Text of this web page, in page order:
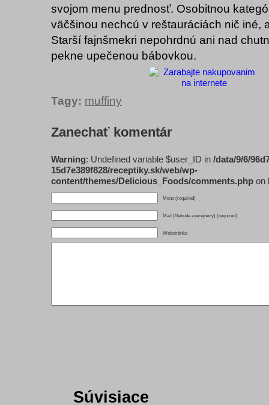
svojom menu prednosť. Osobitnou
väčšinou nechcú v reštauráciách nič iné,
Starší fajnšmekri nepohrdnú ani nad
pekne upečenou bábovkou.
Tagy: muffiny
Zanechať komentár
Warning: Undefined variable $user_ID in /data/9/6/
15d7e389f828/receptiky.sk/web/wp-
content/themes/Delicious_Foods/comments.php on
Meno (required)
Mail (Nebude zverejnený) (required)
Webstránka
Súvisiace